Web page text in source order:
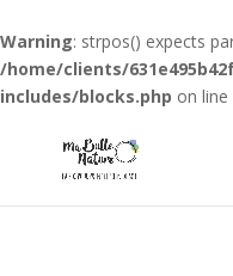
Warning: strpos() expects
/home/clients/
includes/blocks.php on line